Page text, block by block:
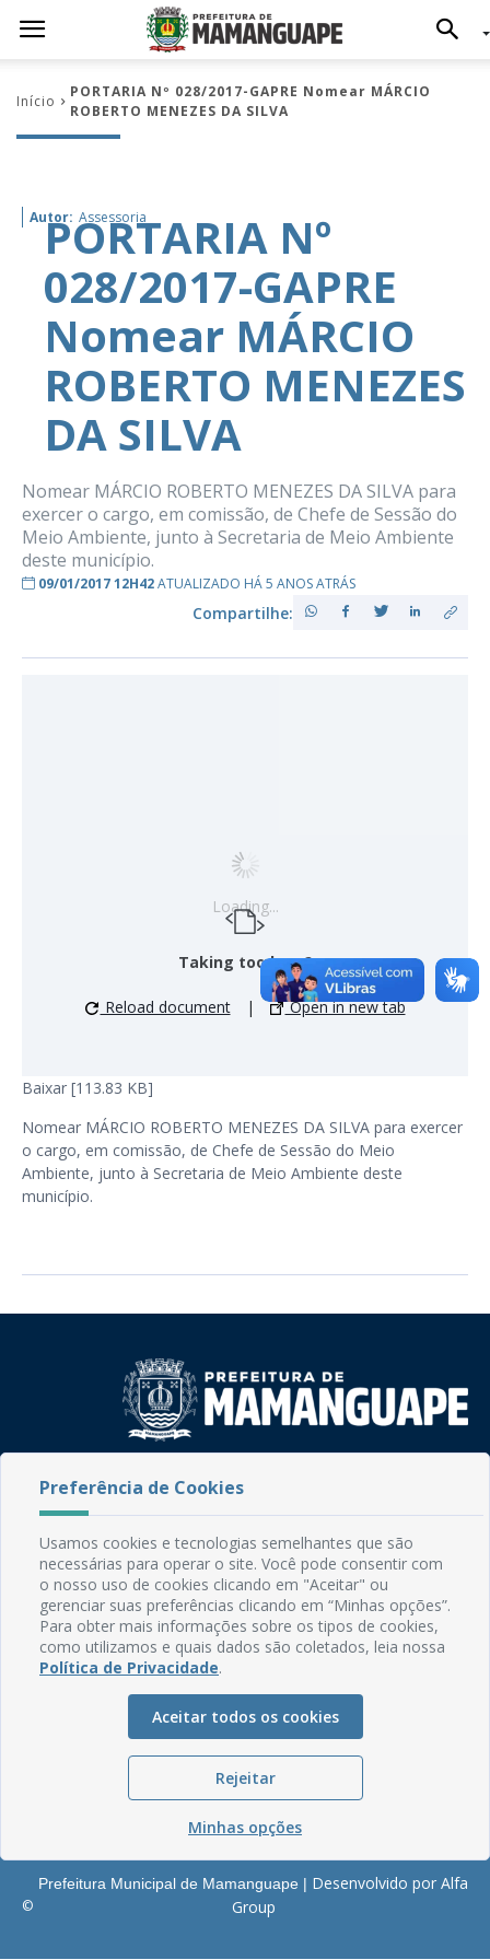
Início
PORTARIA Nº 028/2017-GAPRE Nomear MÁRCIO
ROBERTO MENEZES DA SILVA
Autor: Assessoria
PORTARIA Nº
028/2017-GAPRE
Nomear MÁRCIO
ROBERTO MENEZES
DA SILVA
Nomear MÁRCIO ROBERTO MENEZES DA SILVA para
exercer o cargo, em comissão, de Chefe de Sessão do
Meio Ambiente, junto à Secretaria de Meio Ambiente
deste município.
09/01/2017 12H42ATUALIZADO HÁ 5 ANOS ATRÁS
Compartilhe:
Loading...
Taking too long?
Reload document | Open in new tab
Baixar [113.83 KB]
Nomear MÁRCIO ROBERTO MENEZES DA SILVA para exercer
o cargo, em comissão, de Chefe de Sessão do Meio
Ambiente, junto à Secretaria de Meio Ambiente deste
município.
CEP: 58.280-000 - Mamanguape/PB
Fone: (83) 3292-2246
Email: comunicacao@mamanguape.pb.gov.br
Expediente: Segunda à Sexta, das 08h às 13h
Mapa do Site
Perguntas frequentes
Glossário
Serviços Internos
©
Prefeitura Municipal de Mamanguape | Desenvolvido por Alfa
Group
Preferência de Cookies
Usamos cookies e tecnologias semelhantes que são
necessárias para operar o site. Você pode consentir com
o nosso uso de cookies clicando em "Aceitar" ou
gerenciar suas preferências clicando em “Minhas opções”.
Para obter mais informações sobre os tipos de cookies,
como utilizamos e quais dados são coletados, leia nossa
Política de Privacidade.
Aceitar todos os cookies
Rejeitar
Minhas opções